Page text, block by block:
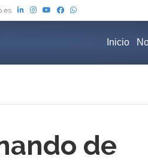
Inicio
de